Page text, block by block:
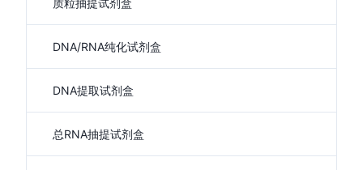
质粒抽提试剂盒
DNA/RNA纯化试剂盒
DNA提取试剂盒
总RNA抽提试剂盒